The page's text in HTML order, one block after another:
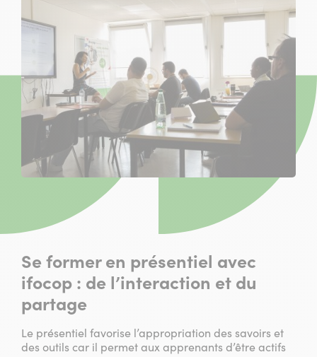
Se former en présentiel avec
ifocop : de l’interaction et du
partage
Le présentiel favorise l’appropriation des savoirs et
des outils car il permet aux apprenants d’être actifs